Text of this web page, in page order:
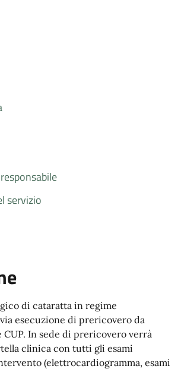
servizio
di cataratta in regime
esecuzione di prericovero da
In sede di prericovero verrà
clinica con tutti gli esami
(elettrocardiogramma, esami